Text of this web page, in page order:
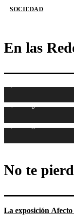
SOCIEDAD
En las
No te
La exposición